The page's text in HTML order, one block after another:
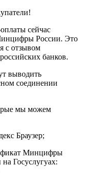
сейчас
России. Это
с отзывом
банков.
выводить
соединении
мы можем
Браузер;
Минцифры
Госуслугуах: